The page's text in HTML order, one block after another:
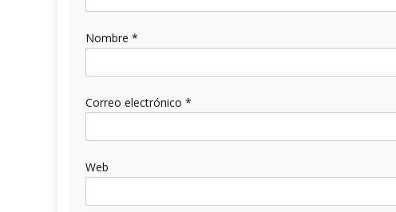
Nombre *
Correo electrónico *
Web